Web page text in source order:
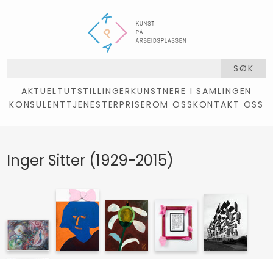
SØK
AKTUELTUTSTILLINGERKUNSTNERE I SAMLINGEN
KONSULENTTJENESTERPRISEROM OSSKONTAKT OSS
Inger Sitter (1929-2015)